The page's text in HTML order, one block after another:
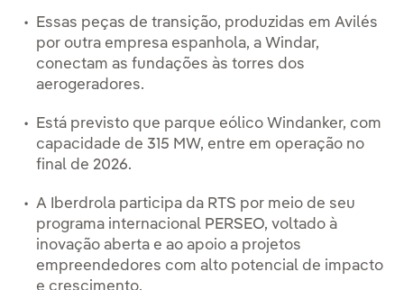
Essas peças de transição, produzidas em Avilés
por outra empresa espanhola, a Windar,
conectam as fundações às torres dos
aerogeradores.
Está previsto que parque eólico Windanker, com
capacidade de 315 MW, entre em operação no
final de 2026.
A Iberdrola participa da RTS por meio de seu
programa internacional PERSEO, voltado à
inovação aberta e ao apoio a projetos
empreendedores com alto potencial de impacto